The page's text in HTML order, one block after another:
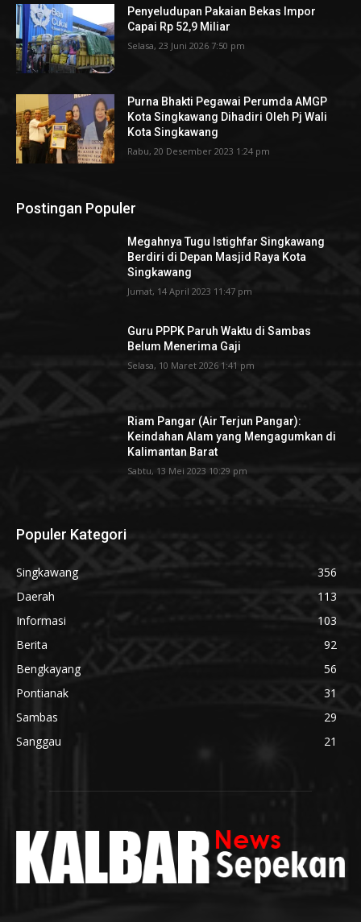
Penyeludupan Pakaian Bekas Impor
Capai Rp 52,9 Miliar
Selasa, 23 Juni 2026 7:50 pm
Purna Bhakti Pegawai Perumda AMGP
Kota Singkawang Dihadiri Oleh Pj Wali
Kota Singkawang
Rabu, 20 Desember 2023 1:24 pm
Postingan Populer
Megahnya Tugu Istighfar Singkawang
Berdiri di Depan Masjid Raya Kota
Singkawang
Jumat, 14 April 2023 11:47 pm
Guru PPPK Paruh Waktu di Sambas
Belum Menerima Gaji
Selasa, 10 Maret 2026 1:41 pm
Riam Pangar (Air Terjun Pangar):
Keindahan Alam yang Mengagumkan di
Kalimantan Barat
Sabtu, 13 Mei 2023 10:29 pm
Populer Kategori
Singkawang
356
Daerah
113
Informasi
103
Berita
92
Bengkayang
56
Pontianak
31
Sambas
29
Sanggau
21